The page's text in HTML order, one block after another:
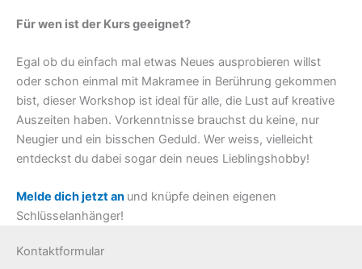
Für wen ist der Kurs geeignet?
Egal ob du einfach mal etwas Neues ausprobieren willst
oder schon einmal mit Makramee in Berührung gekommen
bist, dieser Workshop ist ideal für alle, die Lust auf kreative
Auszeiten haben. Vorkenntnisse brauchst du keine, nur
Neugier und ein bisschen Geduld. Wer weiss, vielleicht
entdeckst du dabei sogar dein neues Lieblingshobby!
Melde dich jetzt an und knüpfe deinen eigenen
Schlüsselanhänger!
Kontaktformular